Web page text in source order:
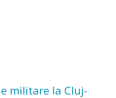
militare la Cluj-